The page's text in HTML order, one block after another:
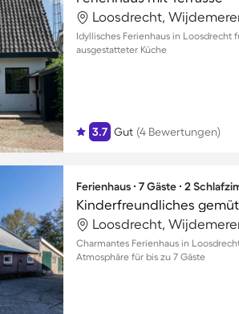
Loosdrecht,
Idyllisches Ferienhaus in Loosdrecht
ausgestatteter Küche
3.7 Gut (4 Bewertungen)
Ferienhaus ∙ 7 Gäste ∙ 2
Loosdrecht,
Charmantes Ferienhaus in
Atmosphäre für bis zu 7 Gäste